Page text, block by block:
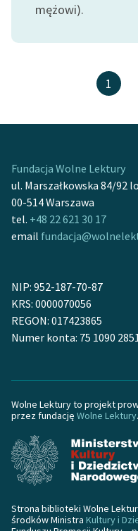
mężowi).
1
Fundacja Wolne Lektury
ul. Marszałkowska 84/92
00-514 Warszawa
tel. +48 22 621 30 17
email
NIP: 952-187-70-87
KRS: 0000070056
REGON: 017423865
Numer konta: 75 1090
Wolne Lektury to projekt
przez fundację Wolne Lektury.
Strona biblioteki Wolne
środków Ministra Kultury i